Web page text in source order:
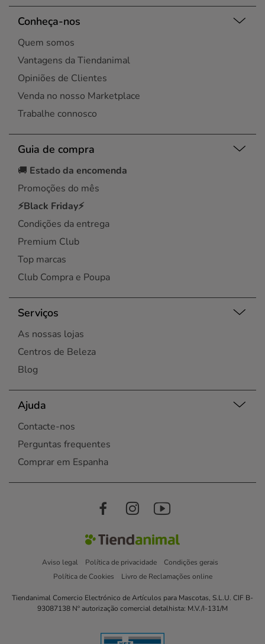
Conheça-nos
Quem somos
Vantagens da Tiendanimal
Opiniões de Clientes
Venda no nosso Marketplace
Trabalhe connosco
Guia de compra
🚚 Estado da encomenda
Promoções do mês
⚡Black Friday⚡
Condições da entrega
Premium Club
Top marcas
Club Compra e Poupa
Serviços
As nossas lojas
Centros de Beleza
Blog
Ajuda
Contacte-nos
Perguntas frequentes
Comprar em Espanha
Aviso legal Política de privacidade
Condições gerais
Política de Cookies
Livro de Reclamações online
Tiendanimal Comercio Electrónico de Artículos para Mascotas, S.L.U. CIF B-
93087138 Nº autorização comercial detalhista: M.V./I-131/M